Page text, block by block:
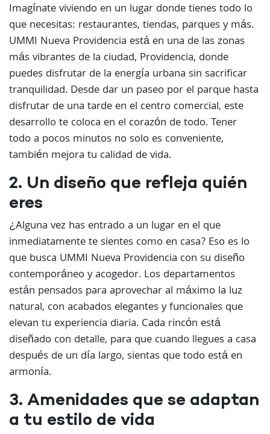
Imagínate viviendo en un lugar donde tienes todo lo
que necesitas: restaurantes, tiendas, parques y más.
UMMI Nueva Providencia está en una de las zonas
más vibrantes de la ciudad, Providencia, donde
puedes disfrutar de la energía urbana sin sacrificar
tranquilidad. Desde dar un paseo por el parque hasta
disfrutar de una tarde en el centro comercial, este
desarrollo te coloca en el corazón de todo. Tener
todo a pocos minutos no solo es conveniente,
también mejora tu calidad de vida.
2. Un diseño que refleja quién
eres
¿Alguna vez has entrado a un lugar en el que
inmediatamente te sientes como en casa? Eso es lo
que busca UMMI Nueva Providencia con su diseño
contemporáneo y acogedor. Los departamentos
están pensados para aprovechar al máximo la luz
natural, con acabados elegantes y funcionales que
elevan tu experiencia diaria. Cada rincón está
diseñado con detalle, para que cuando llegues a casa
después de un día largo, sientas que todo está en
armonía.
3. Amenidades que se adaptan
a tu estilo de vida